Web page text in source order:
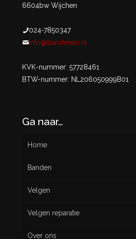
6604bw Wijchen
024-7850347
info@bandenaxi.nl
KVK-nummer: 57728461
BTW-nummer: NL206050999B01
Ga naar…
Home
Banden
Nieuw
Gebruikt
Velgen
Velgen reparatie
Over ons